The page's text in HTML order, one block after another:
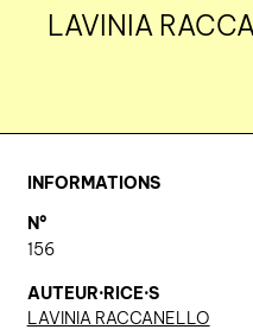
qui
LAVINIA
INFORMATIONS
N°
156
AUTEUR·RICE·S
LAVINIA RACCANELLO